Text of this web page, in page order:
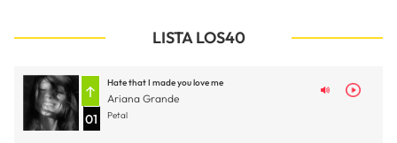
LISTA LOS40
01
Hate that I made you love me
Ariana Grande
Petal